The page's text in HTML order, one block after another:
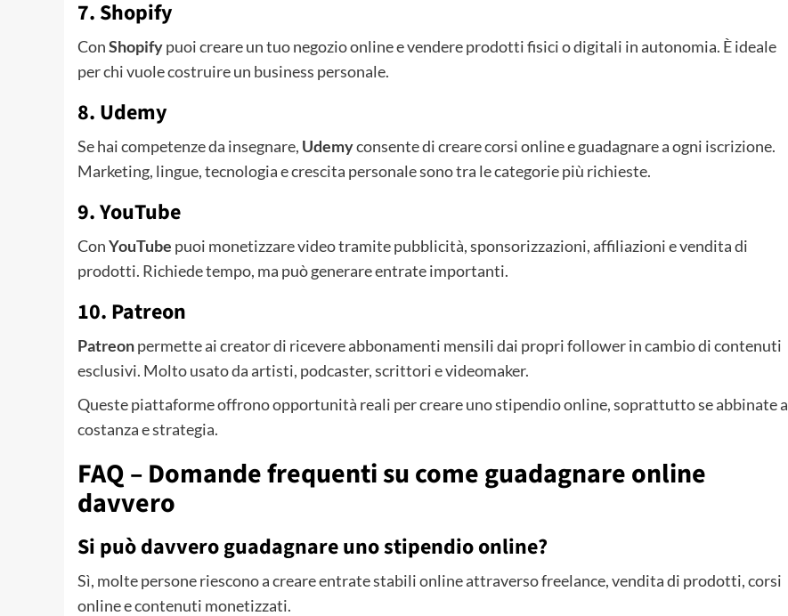
7. Shopify
ConShopifypuoi creare un tuo negozio online e vendere prodotti fisici o digitali in autonomia. È ideale
per chi vuole costruire un business personale.
8. Udemy
Se hai competenze da insegnare, Udemyconsente di creare corsi online e guadagnare a ogni iscrizione.
Marketing, lingue, tecnologia e crescita personale sono tra le categorie più richieste.
9. YouTube
ConYouTube puoi monetizzare video tramite pubblicità, sponsorizzazioni, affiliazioni e vendita di
prodotti. Richiede tempo, ma può generare entrate importanti.
10. Patreon
Patreonpermette ai creator di ricevere abbonamenti mensili dai propri follower in cambio di contenuti
esclusivi. Molto usato da artisti, podcaster, scrittori e videomaker.
Queste piattaforme offrono opportunità reali per creare uno stipendio online, soprattutto se abbinate a
costanza e strategia.
FAQ – Domande frequenti su come guadagnare online
davvero
Si può davvero guadagnare uno stipendio online?
Sì, molte persone riescono a creare entrate stabili online attraverso freelance, vendita di prodotti, corsi
online e contenuti monetizzati.